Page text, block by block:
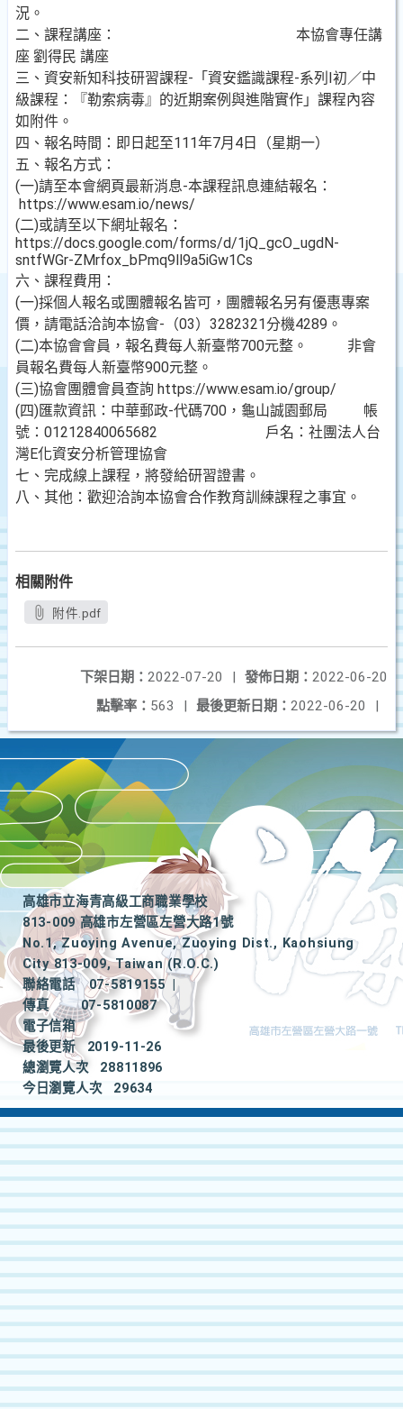
況。
二、課程講座： 本協會專任講
座 劉得民 講座
三、資安新知科技研習課程-「資安鑑識課程-系列Ⅰ初／中
級課程：『勒索病毒』的近期案例與進階實作」課程內容
如附件。
四、報名時間：即日起至111年7月4日（星期一）
五、報名方式：
(一)請至本會網頁最新消息-本課程訊息連結報名：
https://www.esam.io/news/
(二)或請至以下網址報名：
https://docs.google.com/forms/d/1jQ_gcO_ugdN-
sntfWGr-ZMrfox_bPmq9ll9a5iGw1Cs
六、課程費用：
(一)採個人報名或團體報名皆可，團體報名另有優惠專案
價，請電話洽詢本協會-（03）3282321分機4289。
(二)本協會會員，報名費每人新臺幣700元整。 非會
員報名費每人新臺幣900元整。
(三)協會團體會員查詢 https://www.esam.io/group/
(四)匯款資訊：中華郵政-代碼700，龜山誠園郵局 帳
號：01212840065682 戶名：社團法人台
灣E化資安分析管理協會
七、完成線上課程，將發給研習證書。
八、其他：歡迎洽詢本協會合作教育訓練課程之事宜。
相關附件
附件.pdf
發佈日期： 2022-06-20
下架日期： 2022-07-20
|
最後更新日期： 2022-06-20 |
點擊率： 563 |
高雄市立海青高級工商職業學校
813-009 高雄市左營區左營大路1號
No.1, Zuoying Avenue, Zuoying Dist., Kaohsiung
City 813-009, Taiwan (R.O.C.)
聯絡電話
07-5819155
|
傳真
07-5810087
電子信箱
最後更新
2019-11-26
總瀏覽人次
28811896
今日瀏覽人次
29634